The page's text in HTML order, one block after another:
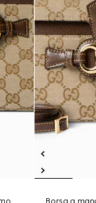
Borsa a